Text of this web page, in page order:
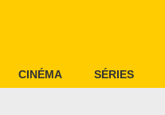
CINÉMA SÉRIES